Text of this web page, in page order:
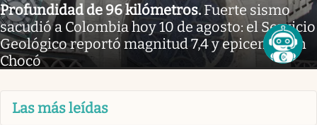
Profundidad de 96 kilómetros. Fuerte sismo
sacudió a Colombia hoy 10 de agosto: el Servicio
Geológico reportó magnitud 7,4 y epicentro en
Chocó
Las más leídas